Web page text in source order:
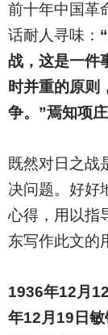
前十年中国革
话耐人寻味：
战，这是一件
时并重的原则
争。”焉知项
既然对日之战
决问题。好好
心得，用以指
东写作此文的
1936年12月
年12月19日敏